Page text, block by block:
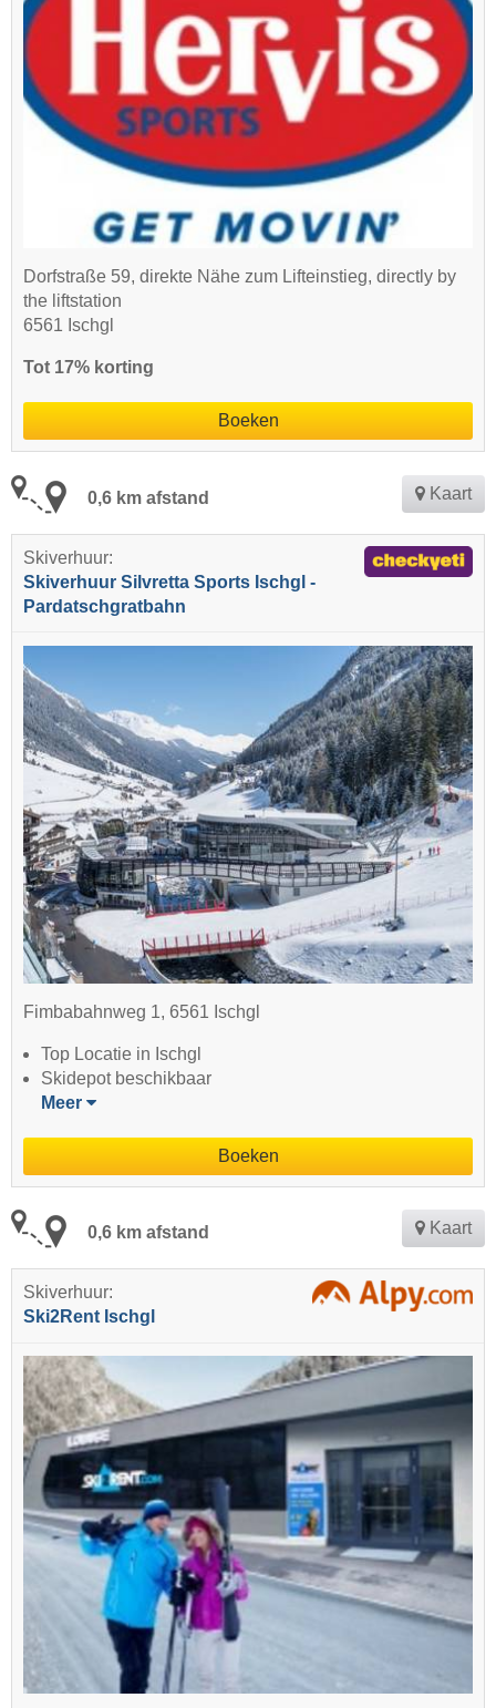
Dorfstraße 59, direkte Nähe zum Lifteinstieg, directly by
the liftstation
6561 Ischgl
Tot 17% korting
Boeken
0,6 km afstand Kaart
Skiverhuur:
Skiverhuur Silvretta Sports Ischgl -
Pardatschgratbahn
Fimbabahnweg 1, 6561 Ischgl
Top Locatie in Ischgl
Skidepot beschikbaar
Meer
Boeken
0,6 km afstand Kaart
Skiverhuur:
Ski2Rent Ischgl